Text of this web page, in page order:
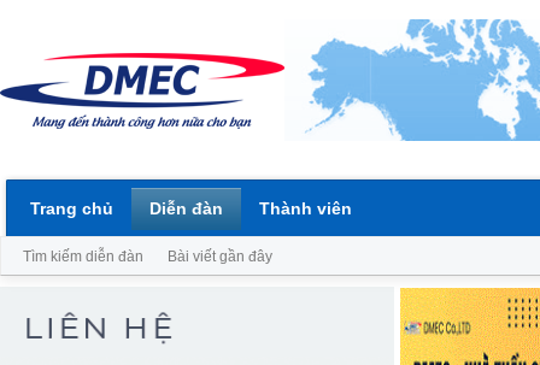
Trang chủ Diễn đàn
Tìm kiếm diễn đàn Bài viết gần đây
Thành viên